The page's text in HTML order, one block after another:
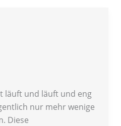
läuft und läuft und eng
nur mehr wenige
Diese